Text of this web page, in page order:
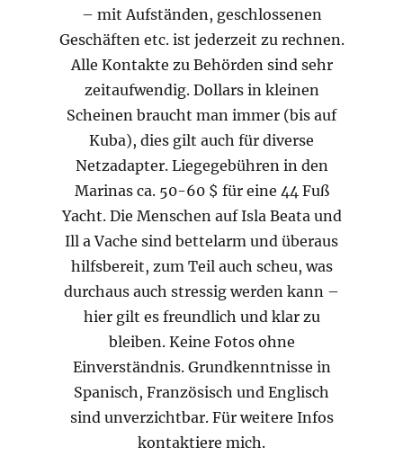
– mit Aufständen, geschlossenen
Geschäften etc. ist jederzeit zu rechnen.
Alle Kontakte zu Behörden sind sehr
zeitaufwendig. Dollars in kleinen
Scheinen braucht man immer (bis auf
Kuba), dies gilt auch für diverse
Netzadapter. Liegegebühren in den
Marinas ca. 50-60 $ für eine 44 Fuß
Yacht. Die Menschen auf Isla Beata und
Ill a Vache sind bettelarm und überaus
hilfsbereit, zum Teil auch scheu, was
durchaus auch stressig werden kann –
hier gilt es freundlich und klar zu
bleiben. Keine Fotos ohne
Einverständnis. Grundkenntnisse in
Spanisch, Französisch und Englisch
sind unverzichtbar. Für weitere Infos
kontaktiere mich.